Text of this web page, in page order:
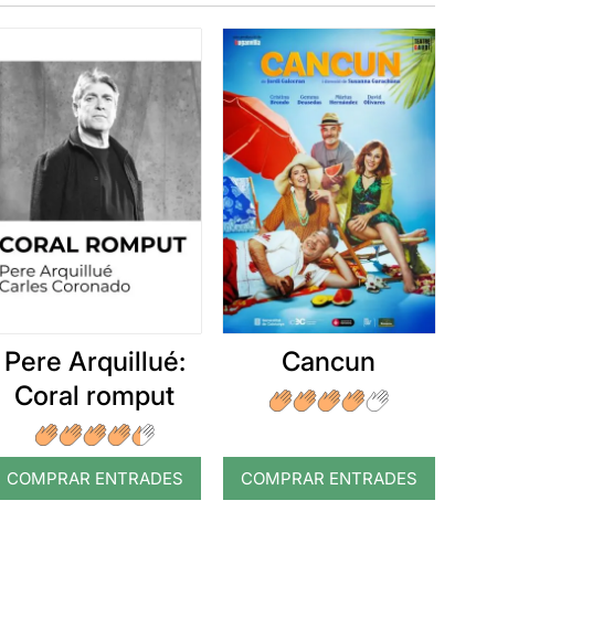
Pere Arquillué:
Coral romput
COMPRAR ENTRADES
Cancun
COMPRAR ENTRADES